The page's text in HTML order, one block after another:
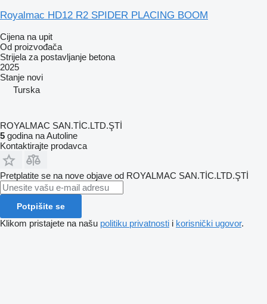
Royalmac HD12 R2 SPIDER PLACING BOOM
Cijena na upit
Od proizvođača
Strijela za postavljanje betona
2025
Stanje novi
Turska
ROYALMAC SAN.TİC.LTD.ŞTİ
5 godina na Autoline
Kontaktirajte prodavca
Pretplatite se na nove objave od ROYALMAC SAN.TİC.LTD.ŞTİ
Potpišite se
Klikom pristajete na našu politiku privatnosti i korisnički ugovor.